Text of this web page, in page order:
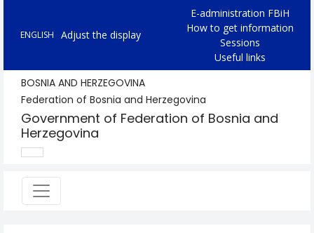
ENGLISH Adjust the display
E-administration FBiH
How to get information
Sessions
Useful links
BOSNIA AND HERZEGOVINA
Federation of Bosnia and Herzegovina
Government of Federation of Bosnia and
Herzegovina